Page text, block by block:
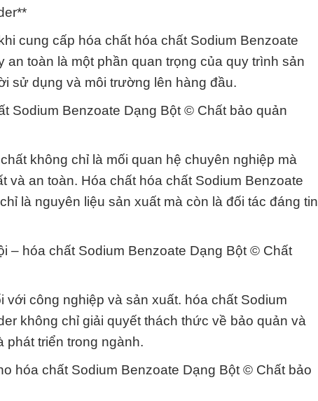
cung cấp hóa chất hóa chất Sodium Benzoate
toàn là một phần quan trọng của quy trình sản
sử dụng và môi trường lên hàng đầu.
Sodium Benzoate Dạng Bột © Chất bảo quản
không chỉ là mối quan hệ chuyên nghiệp mà
an toàn. Hóa chất hóa chất Sodium Benzoate
là nguyên liệu sản xuất mà còn là đối tác đáng tin
– hóa chất Sodium Benzoate Dạng Bột © Chất
công nghiệp và sản xuất. hóa chất Sodium
không chỉ giải quyết thách thức về bảo quản và
triển trong ngành.
hóa chất Sodium Benzoate Dạng Bột © Chất bảo